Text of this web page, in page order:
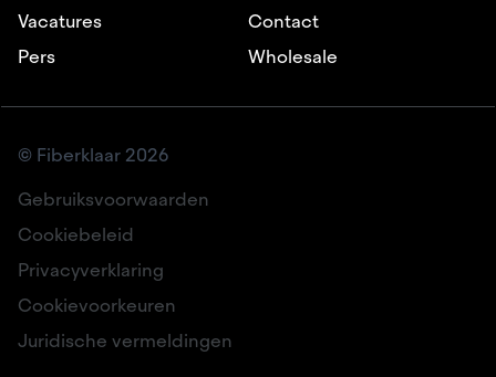
Vacatures
Contact
Pers
Wholesale
© Fiberklaar 2026
Gebruiksvoorwaarden
Cookiebeleid
Privacyverklaring
Cookievoorkeuren
Juridische vermeldingen